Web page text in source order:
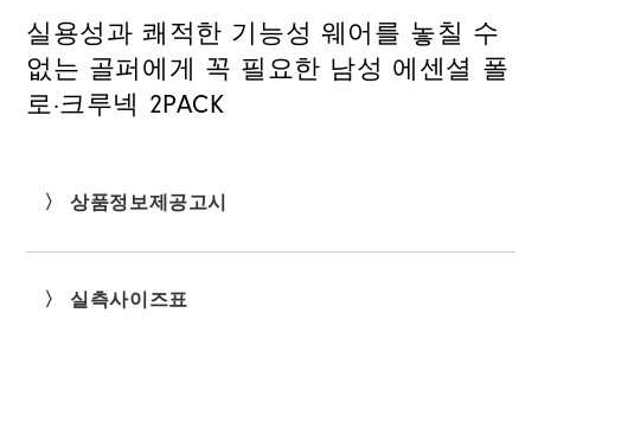
실용성과 쾌적한 기능성 웨어를 놓칠 수
없는 골퍼에게 꼭 필요한 남성 에센셜 폴
로·크루넥 2PACK
〉 상품정보제공고시
〉 실측사이즈표